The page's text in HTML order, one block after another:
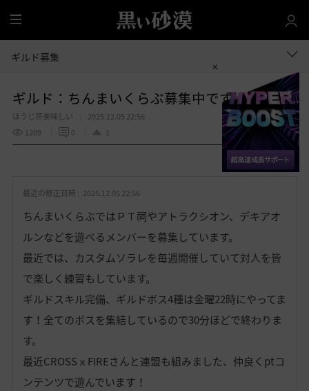
全
体
ギルド募集
ギルド：ちんまいくらぶ募集中です
ほうじ茶美味しい
2025.12.05 22:56
1209
0 1
お
入
共有する
最近の修正日時 : 2025.12.05 22:56
ちんまいくらぶではＰＴ祠やアトラクシオン、デキアオ
ルンなどを遊べるメンバーを募集しています。
最近では、カスタムソラレを毎週開催していて対人を皆
で楽しく練習もしています。
ギルドスキル完備、ギルドボス4種は金曜22時にやってま
す！全てのボスを集結しているので30分ほどで終わりま
す。
最近CROSSⅹFIREさんと連盟も組みました、仲良くptコ
ンテンツで遊んでいます！